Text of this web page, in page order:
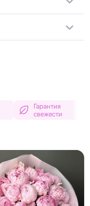
Гарантия
свежести